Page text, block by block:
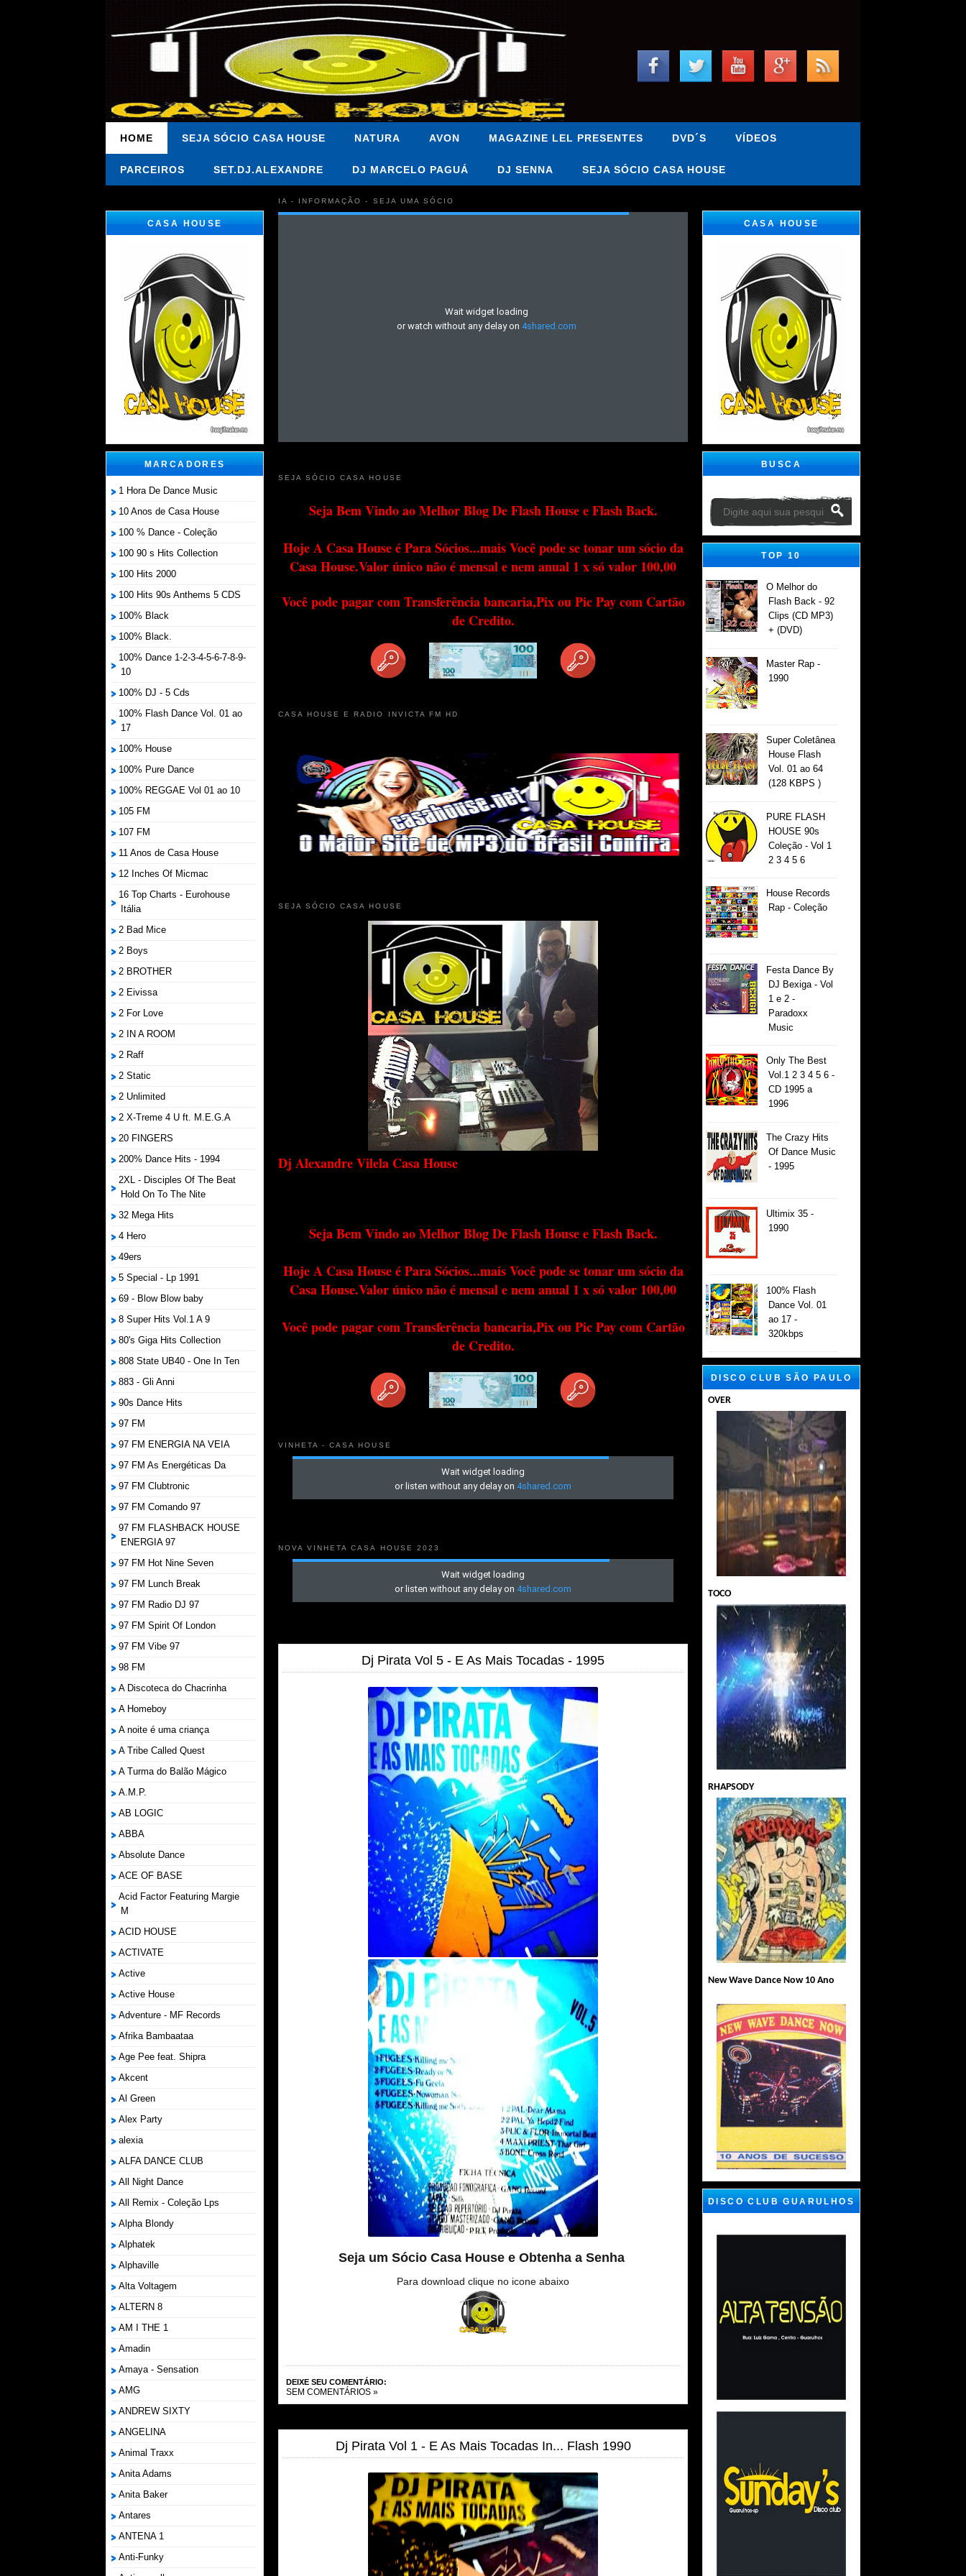
HOME SEJA SÓCIO CASA HOUSE NATURA AVON MAGAZINE LEL PRESENTES DVD´S VÍDEOS
PARCEIROS SET.DJ.ALEXANDRE DJ MARCELO PAGUÁ DJ SENNA SEJA SÓCIO CASA HOUSE
CASA HOUSE
MARCADORES
1 Hora De Dance Music
10 Anos de Casa House
100 % Dance - Coleção
100 90 s Hits Collection
100 Hits 2000
100 Hits 90s Anthems 5 CDS
100% Black
100% Black.
100% Dance 1-2-3-4-5-6-7-8-9-
10
100% DJ - 5 Cds
100% Flash Dance Vol. 01 ao
17
100% House
100% Pure Dance
100% REGGAE Vol 01 ao 10
105 FM
107 FM
11 Anos de Casa House
12 Inches Of Micmac
16 Top Charts - Eurohouse
Itália
2 Bad Mice
2 Boys
2 BROTHER
2 Eivissa
2 For Love
2 IN A ROOM
2 Raff
2 Static
2 Unlimited
2 X-Treme 4 U ft. M.E.G.A
20 FINGERS
200% Dance Hits - 1994
2XL - Disciples Of The Beat
Hold On To The Nite
32 Mega Hits
4 Hero
49ers
5 Special - Lp 1991
69 - Blow Blow baby
8 Super Hits Vol.1 A 9
80's Giga Hits Collection
808 State UB40 - One In Ten
883 - Gli Anni
90s Dance Hits
97 FM
97 FM ENERGIA NA VEIA
97 FM As Energéticas Da
97 FM Clubtronic
97 FM Comando 97
97 FM FLASHBACK HOUSE
ENERGIA 97
97 FM Hot Nine Seven
97 FM Lunch Break
97 FM Radio DJ 97
97 FM Spirit Of London
97 FM Vibe 97
98 FM
A Discoteca do Chacrinha
A Homeboy
A noite é uma criança
A Tribe Called Quest
A Turma do Balão Mágico
A.M.P.
AB LOGIC
ABBA
Absolute Dance
ACE OF BASE
Acid Factor Featuring Margie
M
ACID HOUSE
ACTIVATE
Active
Active House
Adventure - MF Records
Afrika Bambaataa
Age Pee feat. Shipra
Akcent
Al Green
Alex Party
alexia
ALFA DANCE CLUB
All Night Dance
All Remix - Coleção Lps
Alpha Blondy
Alphatek
Alphaville
Alta Voltagem
ALTERN 8
AM I THE 1
Amadin
Amaya - Sensation
AMG
ANDREW SIXTY
ANGELINA
Animal Traxx
Anita Adams
Anita Baker
Antares
ANTENA 1
Anti-Funky
IA - INFORMAÇÃO - SEJA UMA SÓCIO
SEJA SÓCIO CASA HOUSE
Seja Bem Vindo ao Melhor Blog De Flash House e Flash Back.
Hoje A Casa House é Para Sócios...mais Você pode se tonar um sócio da
Casa House.Valor único não é mensal e nem anual 1 x só valor 100,00
Você pode pagar com Transferência bancaria,Pix ou Pic Pay com Cartão
de Credito.
CASA HOUSE E RADIO INVICTA FM HD
SEJA SÓCIO CASA HOUSE
Dj Alexandre Vilela Casa House
Seja Bem Vindo ao Melhor Blog De Flash House e Flash Back.
Hoje A Casa House é Para Sócios...mais Você pode se tonar um sócio da
Casa House.Valor único não é mensal e nem anual 1 x só valor 100,00
Você pode pagar com Transferência bancaria,Pix ou Pic Pay com Cartão
de Credito.
VINHETA - CASA HOUSE
NOVA VINHETA CASA HOUSE 2023
Dj Pirata Vol 5 - E As Mais Tocadas - 1995
Seja um Sócio Casa House e Obtenha a Senha
Para download clique no icone abaixo
DEIXE SEU COMENTÁRIO:
SEM COMENTÁRIOS »
Dj Pirata Vol 1 - E As Mais Tocadas In... Flash 1990
CASA HOUSE
BUSCA
TOP 10
O Melhor do
Flash Back - 92
Clips (CD MP3)
+ (DVD)
Master Rap -
1990
Super Coletânea
House Flash
Vol. 01 ao 64
(128 KBPS )
PURE FLASH
HOUSE 90s
Coleção - Vol 1
2 3 4 5 6
House Records
Rap - Coleção
Festa Dance By
DJ Bexiga - Vol
1 e 2 -
Paradoxx
Music
Only The Best
Vol.1 2 3 4 5 6 -
CD 1995 a
1996
The Crazy Hits
Of Dance Music
- 1995
Ultimix 35 -
1990
100% Flash
Dance Vol. 01
ao 17 -
320kbps
DISCO CLUB SÃO PAULO
OVER
TOCO
RHAPSODY
New Wave Dance Now 10 Ano
DISCO CLUB GUARULHOS